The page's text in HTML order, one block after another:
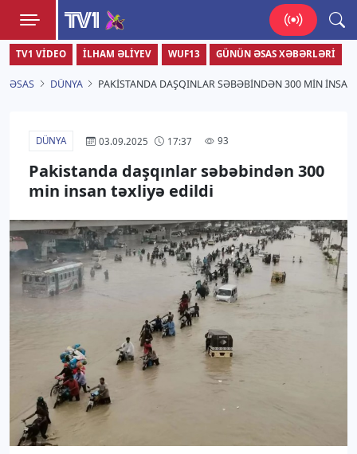
TV1
Zamanı bizimlə yaşa!
TV1 VIDEO İLHAM ƏLIYEV WUF13 GÜNÜN ƏSAS XƏBƏRLƏRI
ƏSAS DÜNYA PAKISTANDA DAŞQINLAR SƏBƏBINDƏN 300 MIN
DÜNYA 03.09.2025 17:37 93
Pakistanda daşqınlar səbəbindən 300
min insan təxliyə edildi